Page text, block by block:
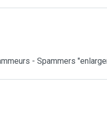
- Spammers